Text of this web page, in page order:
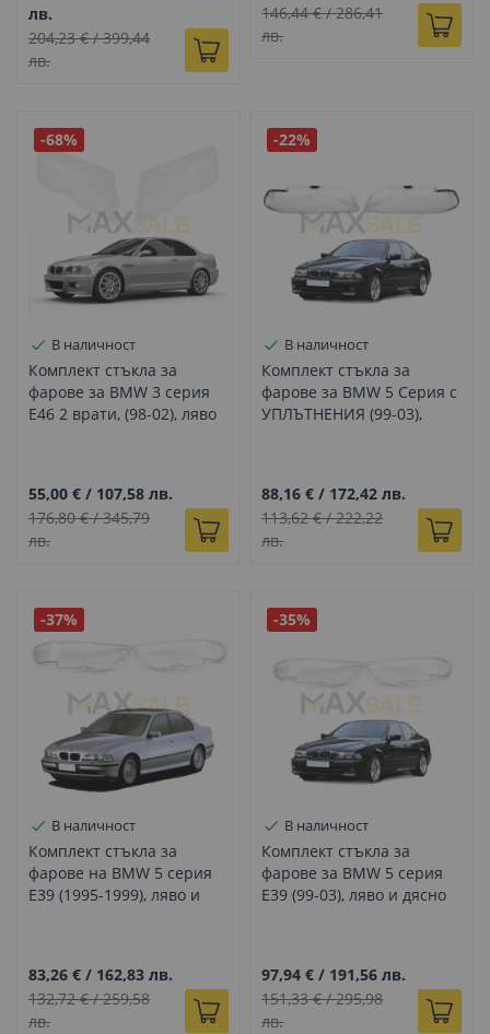
лв.
204,23 €/399,44
лв.
146,44 €/286,41
лв.
-68%
В наличност
Комплект стъкла за
фарове за BMW 3 серия
E46 2 врати, (98-02), ляво
55,00 € / 107,58 лв.
176,80 €/345,79
лв.
-22%
В наличност
Комплект стъкла за
фарове за BMW 5 Серия с
УПЛЪТНЕНИЯ (99-03),
88,16 € / 172,42 лв.
113,62 €/222,22
лв.
-37%
В наличност
Комплект стъкла за
фарове на BMW 5 серия
E39 (1995-1999), ляво и
83,26 € / 162,83 лв.
132,72 €/259,58
лв.
-35%
В наличност
Комплект стъкла за
фарове за BMW 5 серия
E39 (99-03), ляво и дясно
97,94 € / 191,56 лв.
151,33 €/295,98
лв.